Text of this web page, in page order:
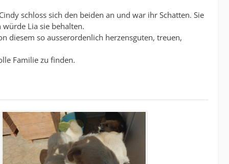
schloss sich den beiden an und war ihr Schatten. Sie
Lia sie behalten.
diesem so ausserordenlich herzensguten, treuen,
Familie zu finden.